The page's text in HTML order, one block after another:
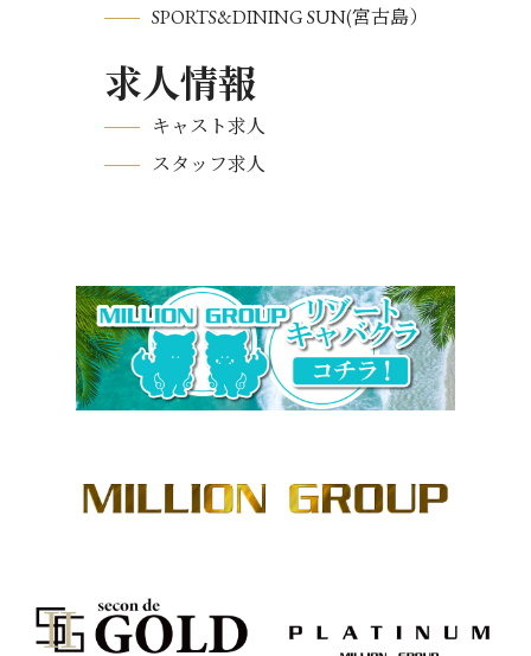
SPORTS&DINING SUN(宮古島）
求人情報
キャスト求人
スタッフ求人